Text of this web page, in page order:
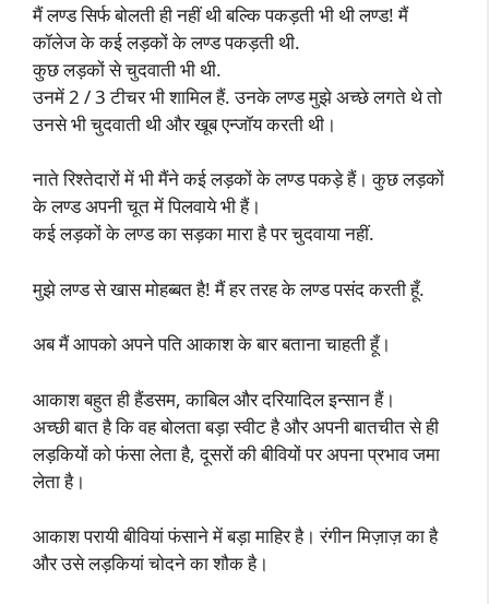
मैं लण्ड सिर्फ बोलती ही नहीं थी बल्कि पकड़ती भी थी लण्ड! मैं
कॉलेज के कई लड़कों के लण्ड पकड़ती थी.
कुछ लड़कों से चुदवाती भी थी.
उनमें 2 / 3 टीचर भी शामिल हैं. उनके लण्ड मुझे अच्छे लगते थे तो
उनसे भी चुदवाती थी और खूब एन्जॉय करती थी।
नाते रिश्तेदारों में भी मैंने कई लड़कों के लण्ड पकड़े हैं। कुछ लड़कों
के लण्ड अपनी चूत में पिलवाये भी हैं।
कई लड़कों के लण्ड का सड़का मारा है पर चुदवाया नहीं.
मुझे लण्ड से खास मोहब्बत है! मैं हर तरह के लण्ड पसंद करती हूँ.
अब मैं आपको अपने पति आकाश के बार बताना चाहती हूँ।
आकाश बहुत ही हैंडसम, काबिल और दरियादिल इन्सान हैं।
अच्छी बात है कि वह बोलता बड़ा स्वीट है और अपनी बातचीत से ही
लड़कियों को फंसा लेता है, दूसरों की बीवियों पर अपना प्रभाव जमा
लेता है।
आकाश परायी बीवियां फंसाने में बड़ा माहिर है। रंगीन मिज़ाज़ का है
और उसे लड़कियां चोदने का शौक है।